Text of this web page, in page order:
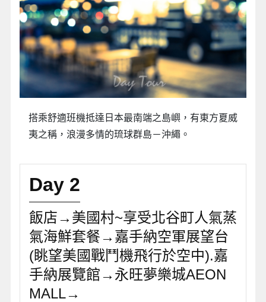
搭乘舒適班機抵達日本最南端之島嶼，有東方夏威
夷之稱，浪漫多情的琉球群島－沖繩。
Day 2
飯店→美國村~享受北谷町人氣蒸
氣海鮮套餐→嘉手納空軍展望台
(眺望美國戰鬥機飛行於空中).嘉
手納展覽館→永旺夢樂城AEON
MALL→